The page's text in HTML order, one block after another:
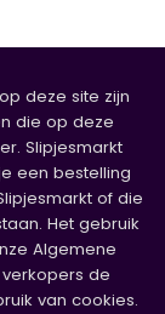
deze site zijn
die op deze
Slipjesmarkt
een bestelling
of die
Het gebruik
Algemene
de
van cookies.